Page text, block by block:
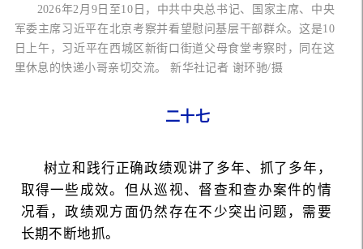
2026年2月9日至10日，中共中央总书记、国家主席、中央
军委主席习近平在北京考察并看望慰问基层干部群众。这是10
日上午，习近平在西城区新街口街道父母食堂考察时，同在这
里休息的快递小哥亲切交流。 新华社记者 谢环驰/摄
二十七
树立和践行正确政绩观讲了多年、抓了多年，
取得一些成效。但从巡视、督查和查办案件的情
况看，政绩观方面仍然存在不少突出问题，需要
长期不断地抓。